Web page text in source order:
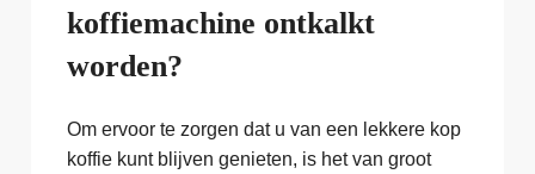
koffiemachine ontkalkt
worden?
Om ervoor te zorgen dat u van een lekkere kop
koffie kunt blijven genieten, is het van groot